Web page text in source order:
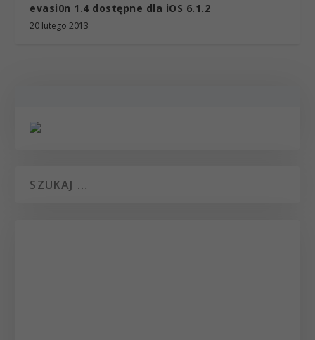
evasi0n 1.4 dostępne dla iOS 6.1.2
20 lutego 2013